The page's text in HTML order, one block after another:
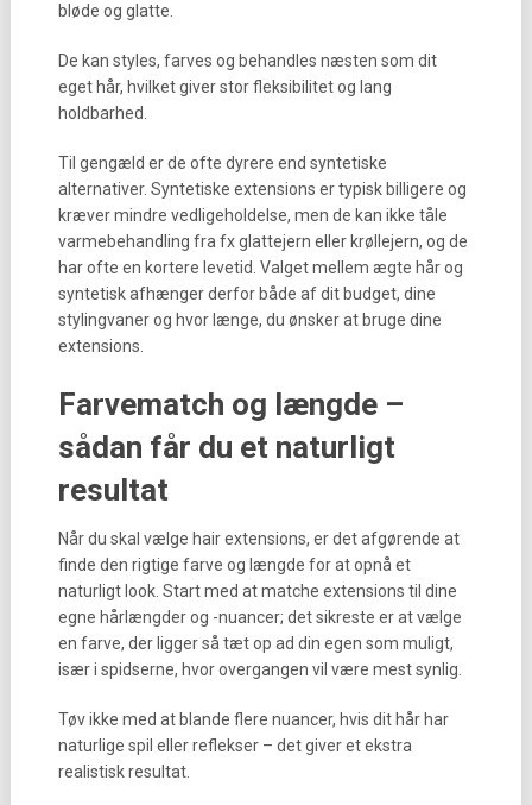
bløde og glatte.
De kan styles, farves og behandles næsten som dit
eget hår, hvilket giver stor fleksibilitet og lang
holdbarhed.
Til gengæld er de ofte dyrere end syntetiske
alternativer. Syntetiske extensions er typisk billigere og
kræver mindre vedligeholdelse, men de kan ikke tåle
varmebehandling fra fx glattejern eller krøllejern, og de
har ofte en kortere levetid. Valget mellem ægte hår og
syntetisk afhænger derfor både af dit budget, dine
stylingvaner og hvor længe, du ønsker at bruge dine
extensions.
Farvematch og længde –
sådan får du et naturligt
resultat
Når du skal vælge hair extensions, er det afgørende at
finde den rigtige farve og længde for at opnå et
naturligt look. Start med at matche extensions til dine
egne hårlængder og -nuancer; det sikreste er at vælge
en farve, der ligger så tæt op ad din egen som muligt,
især i spidserne, hvor overgangen vil være mest synlig.
Tøv ikke med at blande flere nuancer, hvis dit hår har
naturlige spil eller reflekser – det giver et ekstra
realistisk resultat.